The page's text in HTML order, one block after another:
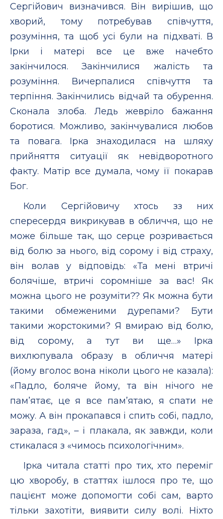
Сергійович визначився. Він вирішив, що
хворий, тому потребував співчуття,
розуміння, та щоб усі були на підхваті. В
Ірки і матері все це вже начебто
закінчилося. Закінчилися жалість та
розуміння. Вичерпалися співчуття та
терпіння. Закінчились відчай та обурення.
Сконала злоба. Ледь жевріло бажання
боротися. Можливо, закінчувалися любов
та повага. Ірка знаходилася на шляху
прийняття ситуації як невідворотного
факту. Матір все думала, чому її покарав
Бог.
Коли Сергійовичу хтось зз них
спересердя викрикував в обличчя, що не
може більше так, що серце розривається
від болю за нього, від сорому і від страху,
він волав у відповідь: «Та мені втричі
болячіше, втричі соромніше за вас! Як
можна цього не розуміти?? Як можна бути
такими обмеженими дурепами? Бути
такими жорстокими? Я вмираю від болю,
від сорому, а тут ви ще…» Ірка
вихлюпувала образу в обличчя матері
(йому вголос вона ніколи цього не казала):
«Падло, боляче йому, та він нічого не
пам’ятає, це я все пам’ятаю, я спати не
можу. А він прокапався і спить собі, падло,
зараза, гад», – і плакала, як завжди, коли
стикалася з «чимось психологічним».
Ірка читала статті про тих, хто переміг
цю хворобу, в статтях ішлося про те, що
пацієнт може допомогти собі сам, варто
тільки захотіти, виявити силу волі. Ніхто